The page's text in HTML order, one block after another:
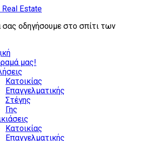
σας οδηγήσουμε στο σπίτι των
μας!
Κατοικίας
Επαγγελματικής
Στέγης
Γης
Κατοικίας
Επαγγελματικής
Επικοινωνήστε μαζί μας